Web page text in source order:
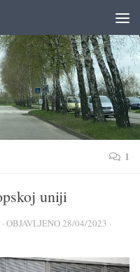
1
uniji
· OBJAVLJENO28/04/2023 ·